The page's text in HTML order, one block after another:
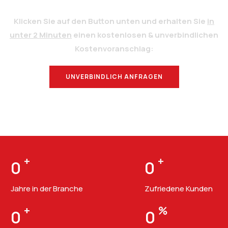
Klicken Sie auf den Button unten und erhalten Sie in
unter 2 Minuten einen kostenlosen & unverbindlichen
Kostenvoranschlag:
UNVERBINDLICH ANFRAGEN
0 +
Jahre in der Branche
0 +
Zufriedene Kunden
0 + 0 %